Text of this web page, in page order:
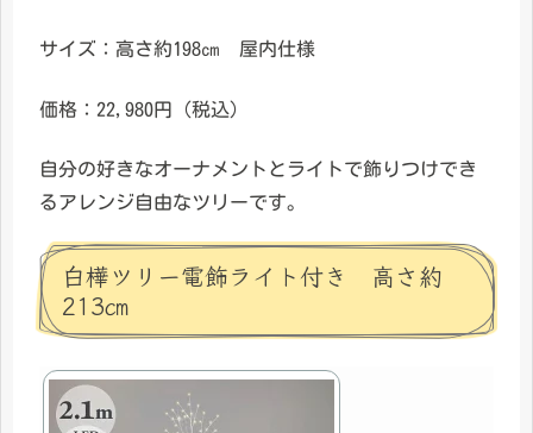
サイズ：高さ約198㎝ 屋内仕様
価格：22,980円（税込）
自分の好きなオーナメントとライトで飾りつけでき
るアレンジ自由なツリーです。
白樺ツリー電飾ライト付き 高さ約
213㎝